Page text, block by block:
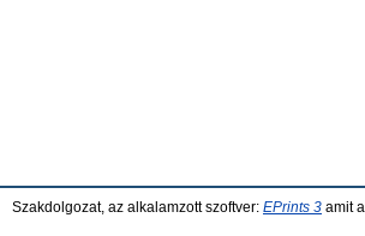
Szakdolgozat, az alkalamzott szoftver: EPrints 3 amit a